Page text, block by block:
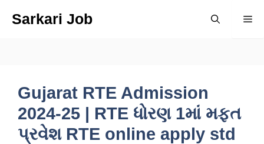
Sarkari Job
Gujarat RTE Admission
2024-25 | RTE ધોરણ 1માં મફત
પ્રવેશ RTE online apply std